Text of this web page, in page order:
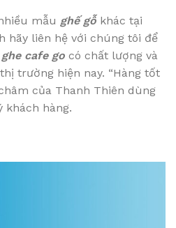
mẫu ghế gỗ khác tại
hãy liên hệ với chúng tôi để
ghe cafe go có chất lượng và
trường hiện nay. “Hàng tốt
của Thanh Thiên dùng
khách hàng.